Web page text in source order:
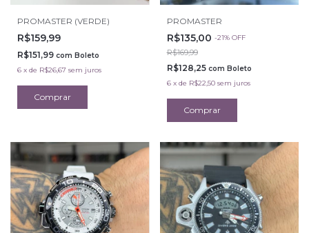
PROMASTER (VERDE)
R$159,99
R$151,99 com Boleto
6 x de R$26,67 sem juros
PROMASTER
R$135,00 -21% OFF
R$169,99
R$128,25 com Boleto
6 x de R$22,50 sem juros